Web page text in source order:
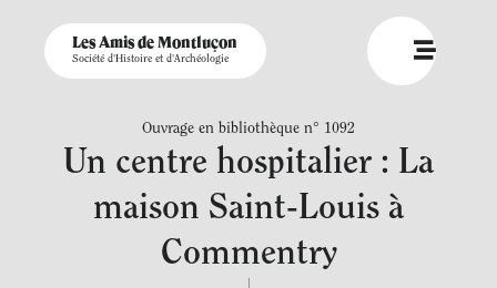
Les Amis de Montluçon
Société d'Histoire et d'Archéologie
Ouvrage en bibliothèque n° 1092
Un centre hospitalier : La
maison Saint-Louis à
Commentry